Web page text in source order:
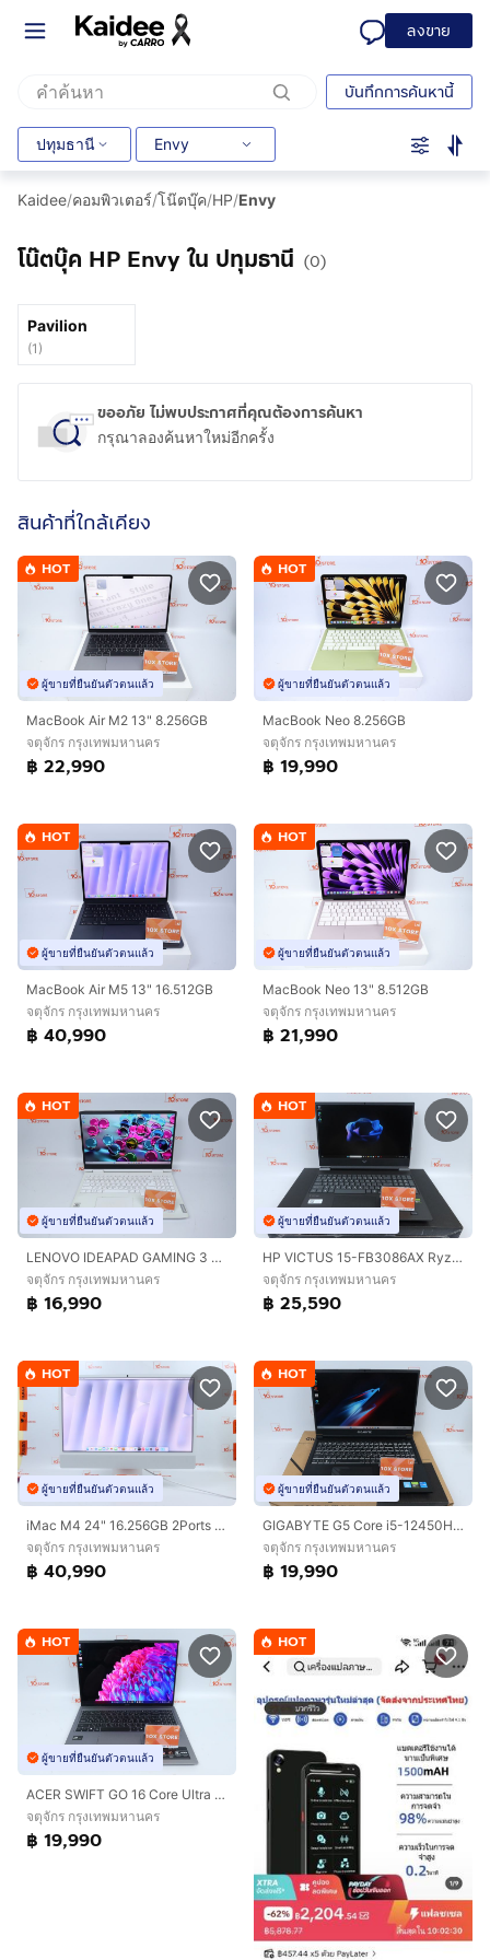
ลงขาย
บันทึกการค้นหานี้
ปทุมธานี Envy
Kaidee/คอมพิวเตอร์/โน๊ตบุ๊ค/HP/Envy
โน๊ตบุ๊ค HP Envy ใน ปทุมธานี (0)
Pavilion
(1 )
ขออภัย ไม่พบประกาศที่คุณต้องการค้นหา
กรุณาลองค้นหาใหม่อีกครั้ง
สินค้าที่ใกล้เคียง
HOT
ผู้ขายที่ยืนยันตัวตนแล้ว
MacBook Air M2 13" 8.256GB
จตุจักร กรุงเทพมหานคร
฿ 22,990
HOT
ผู้ขายที่ยืนยันตัวตนแล้ว
MacBook Neo 8.256GB
จตุจักร กรุงเทพมหานคร
฿ 19,990
HOT
ผู้ขายที่ยืนยันตัวตนแล้ว
MacBook Air M5 13" 16.512GB
จตุจักร กรุงเทพมหานคร
฿ 40,990
HOT
ผู้ขายที่ยืนยันตัวตนแล้ว
MacBook Neo 13" 8.512GB
จตุจักร กรุงเทพมหานคร
฿ 21,990
HOT
ผู้ขายที่ยืนยันตัวตนแล้ว
LENOVO IDEAPAD GAMING 3 Core i5-12500H RTX3050TI 24 - 1.5TB
จตุจักร กรุงเทพมหานคร
฿ 16,990
HOT
ผู้ขายที่ยืนยันตัวตนแล้ว
HP VICTUS 15-FB3086AX Ryzen 7 7445HS.RTX4050 RAM16.512GB
จตุจักร กรุงเทพมหานคร
฿ 25,590
HOT
ผู้ขายที่ยืนยันตัวตนแล้ว
iMac M4 24" 16.256GB 2Ports care+ 06.28
จตุจักร กรุงเทพมหานคร
฿ 40,990
HOT
ผู้ขายที่ยืนยันตัวตนแล้ว
GIGABYTE G5 Core i5-12450H.RTX4050 RAM16.512GB
จตุจักร กรุงเทพมหานคร
฿ 19,990
HOT
ผู้ขายที่ยืนยันตัวตนแล้ว
ACER SWIFT GO 16 Core Ultra 5 125H RAM32.1TB
จตุจักร กรุงเทพมหานคร
฿ 19,990
HOT